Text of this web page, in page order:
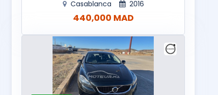
Casablanca 2016
440,000 MAD